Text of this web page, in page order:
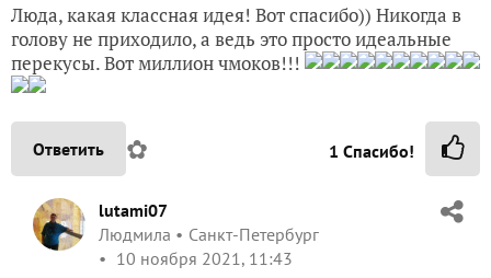
Люда, какая классная идея! Вот спасибо)) Никогда в
голову не приходило, а ведь это просто идеальные
перекусы. Вот миллион чмоков!!!
Ответить ✿ 1 Спасибо!
lutami07
Людмила
Санкт-Петербург
10 ноября 2021, 11:43